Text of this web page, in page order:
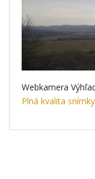
Webkamera
Plná kvalita snímky